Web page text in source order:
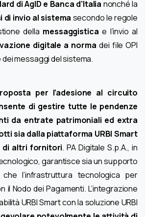
di AgID e Banca d’Italia nonché la
di invio al sistema secondo le regole
della messaggisticae l’invio al
digitale a norma dei file OPI
messaggi del sistema.
per l’adesione al circuito
di gestire tutte le pendenze
da entrate patrimoniali ed extra
sia dalla piattaforma URBI Smart
di altri fornitori. PA Digitale S.p.A., in
garantisce sia un supporto
l’infrastruttura tecnologica per
il Nodo dei Pagamenti. L’integrazione
URBI Smart con la soluzione URBI